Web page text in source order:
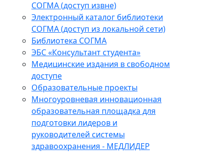
СОГМА (доступ извне)
Электронный каталог библиотеки
СОГМА (доступ из локальной сети)
Библиотека СОГМА
ЭБС «Консультант студента»
Медицинские издания в свободном
доступе
Образовательные проекты
Многоуровневая инновационная
образовательная площадка для
подготовки лидеров и
руководителей системы
здравоохранения - МЕДЛИДЕР